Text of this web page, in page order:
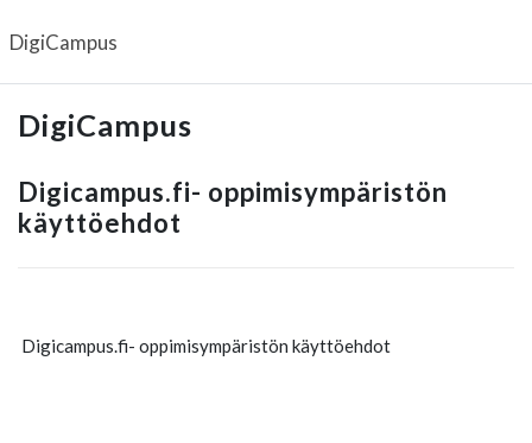
DigiCampus
DigiCampus
Digicampus.fi- oppimisympäristön
käyttöehdot
Digicampus.fi- oppimisympäristön käyttöehdot